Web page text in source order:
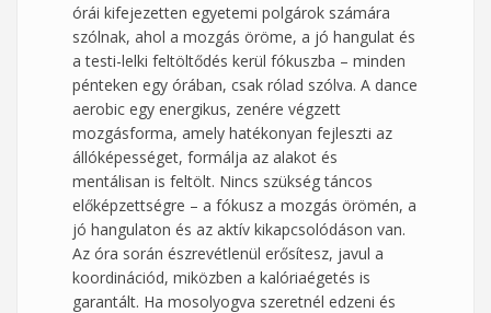
órái kifejezetten egyetemi polgárok számára
szólnak, ahol a mozgás öröme, a jó hangulat és
a testi-lelki feltöltődés kerül fókuszba – minden
pénteken egy órában, csak rólad szólva. A dance
aerobic egy energikus, zenére végzett
mozgásforma, amely hatékonyan fejleszti az
állóképességet, formálja az alakot és
mentálisan is feltölt. Nincs szükség táncos
előképzettségre – a fókusz a mozgás örömén, a
jó hangulaton és az aktív kikapcsolódáson van.
Az óra során észrevétlenül erősítesz, javul a
koordinációd, miközben a kalóriaégetés is
garantált. Ha mosolyogva szeretnél edzeni és